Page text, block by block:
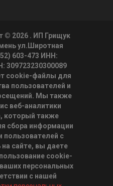
© 2026 . ИП Грищук
ул.Широтная
603-473 ИНН:
309723230300089
cookie-файлы для
пользователей и
Мы также
веб-аналитики
который также
сбора информации
пользователей с
сайте, вы даете
cookie-
персональных
с нашей